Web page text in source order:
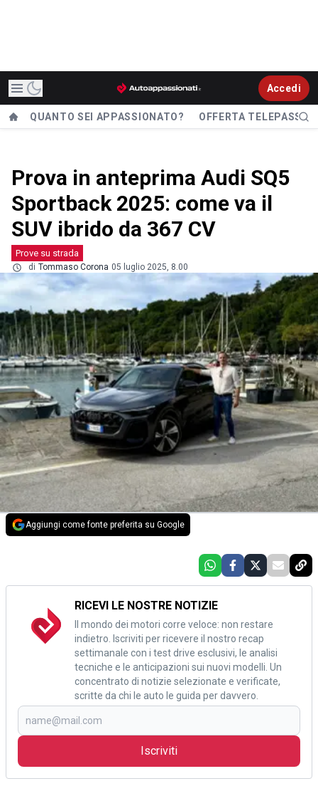
Accedi
QUANTO SEI APPASSIONATO? OFFERTA TELEPASS
Prova in anteprima Audi SQ5
Sportback 2025: come va il
SUV ibrido da 367 CV
Prove su strada
di Tommaso Corona 05 luglio 2025, 8.00
Aggiungi come fonte preferita su Google
RICEVI LE NOSTRE NOTIZIE
Il mondo dei motori corre veloce: non restare
indietro. Iscriviti per ricevere il nostro recap
settimanale con i test drive esclusivi, le analisi
tecniche e le anticipazioni sui nuovi modelli. Un
concentrato di notizie selezionate e verificate,
scritte da chi le auto le guida per davvero.
Iscriviti